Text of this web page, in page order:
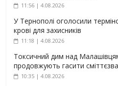
11:56 | 4.08.2026
У Тернополі оголосили
крові для захисників
11:18 | 4.08.2026
Токсичний дим над
продовжують гасити
10:35 | 4.08.2026